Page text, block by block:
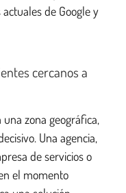
de Google y
cercanos a
zona geográfica,
Una agencia,
de servicios o
el momento